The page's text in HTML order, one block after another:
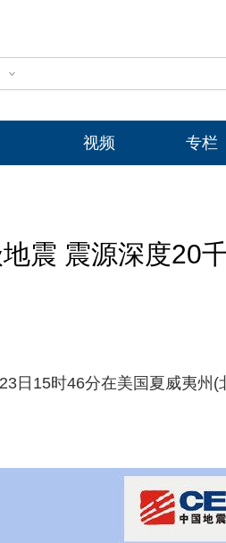
视频 专栏
震 震源深度20
日15时46分在美国夏威夷州(